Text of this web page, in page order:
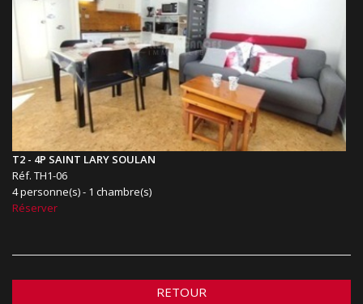
T2 - 4P SAINT LARY SOULAN
Réf. TH1-06
4 personne(s) - 1 chambre(s)
Réserver
RETOUR